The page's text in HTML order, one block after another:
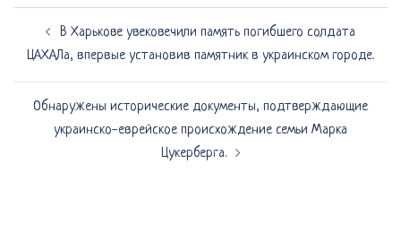
по
В Харькове увековечили память погибшего солдата
ЦАХАЛа, впервые установив памятник в украинском городе.
Обнаружены исторические документы, подтверждающие
украинско-еврейское происхождение семьи Марка
Цукерберга.